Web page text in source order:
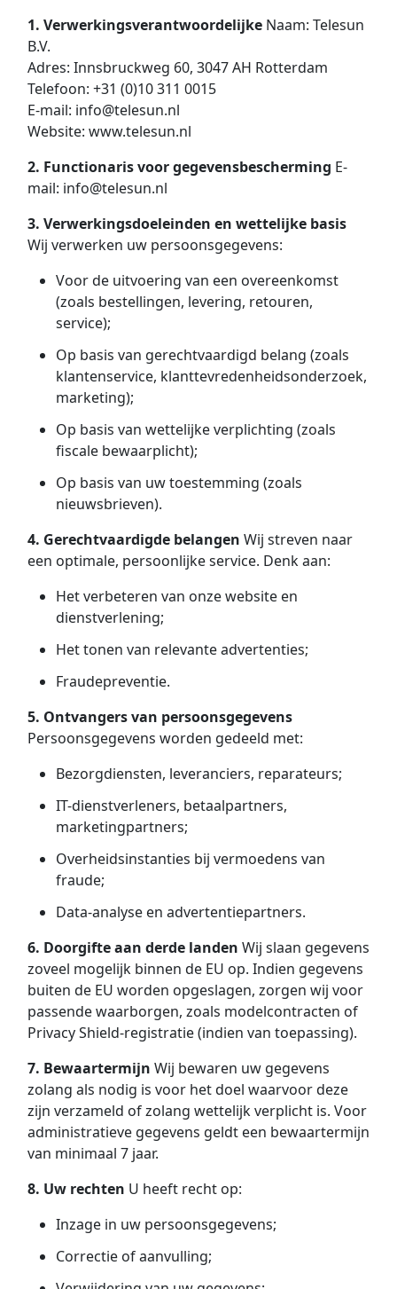
1. VerwerkingsverantwoordelijkeNaam: Telesun
B.V.
Adres: Innsbruckweg 60, 3047 AH Rotterdam
Telefoon: +31 (0)10 311 0015
E-mail: info@telesun.nl
Website: www.telesun.nl
2. Functionaris voor gegevensbescherming E-
mail: info@telesun.nl
3. Verwerkingsdoeleinden en wettelijke basis
Wij verwerken uw persoonsgegevens:
Voor de uitvoering van een overeenkomst
(zoals bestellingen, levering, retouren,
service);
Op basis van gerechtvaardigd belang (zoals
klantenservice, klanttevredenheidsonderzoek,
marketing);
Op basis van wettelijke verplichting (zoals
fiscale bewaarplicht);
Op basis van uw toestemming (zoals
nieuwsbrieven).
4. Gerechtvaardigde belangen Wij streven naar
een optimale, persoonlijke service. Denk aan:
Het verbeteren van onze website en
dienstverlening;
Het tonen van relevante advertenties;
Fraudepreventie.
5. Ontvangers van persoonsgegevens
Persoonsgegevens worden gedeeld met:
Bezorgdiensten, leveranciers, reparateurs;
IT-dienstverleners, betaalpartners,
marketingpartners;
Overheidsinstanties bij vermoedens van
fraude;
Data-analyse en advertentiepartners.
6. Doorgifte aan derde landen Wij slaan gegevens
zoveel mogelijk binnen de EU op. Indien gegevens
buiten de EU worden opgeslagen, zorgen wij voor
passende waarborgen, zoals modelcontracten of
Privacy Shield-registratie (indien van toepassing).
7. Bewaartermijn Wij bewaren uw gegevens
zolang als nodig is voor het doel waarvoor deze
zijn verzameld of zolang wettelijk verplicht is. Voor
administratieve gegevens geldt een bewaartermijn
van minimaal 7 jaar.
8. Uw rechten U heeft recht op:
Inzage in uw persoonsgegevens;
Correctie of aanvulling;